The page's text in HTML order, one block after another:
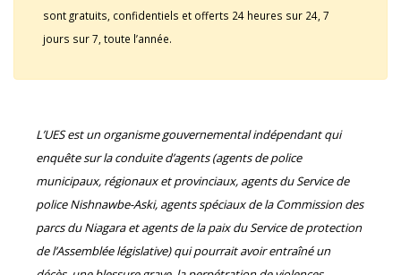
sont gratuits, confidentiels et offerts 24 heures sur 24, 7
jours sur 7, toute l’année.
L’UES est un organisme gouvernemental indépendant qui
enquête sur la conduite d’agents (agents de police
municipaux, régionaux et provinciaux, agents du Service de
police Nishnawbe-Aski, agents spéciaux de la Commission des
parcs du Niagara et agents de la paix du Service de protection
de l’Assemblée législative) qui pourrait avoir entraîné un